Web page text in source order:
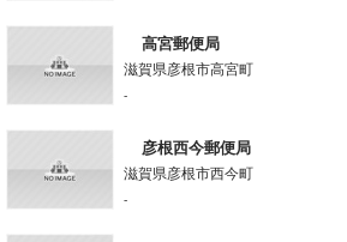
高宮郵便局
滋賀県彦根市高宮町
-
彦根西今郵便局
滋賀県彦根市西今町
-